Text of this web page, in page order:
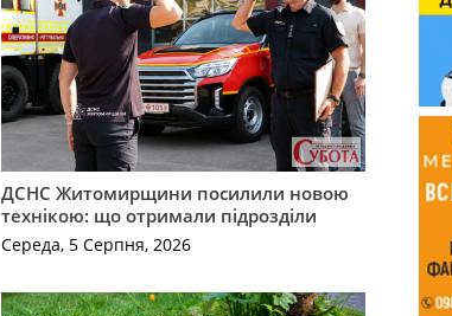
ДСНС Житомирщини посилили новою
технікою: що отримали підрозділи
Середа, 5 Серпня, 2026